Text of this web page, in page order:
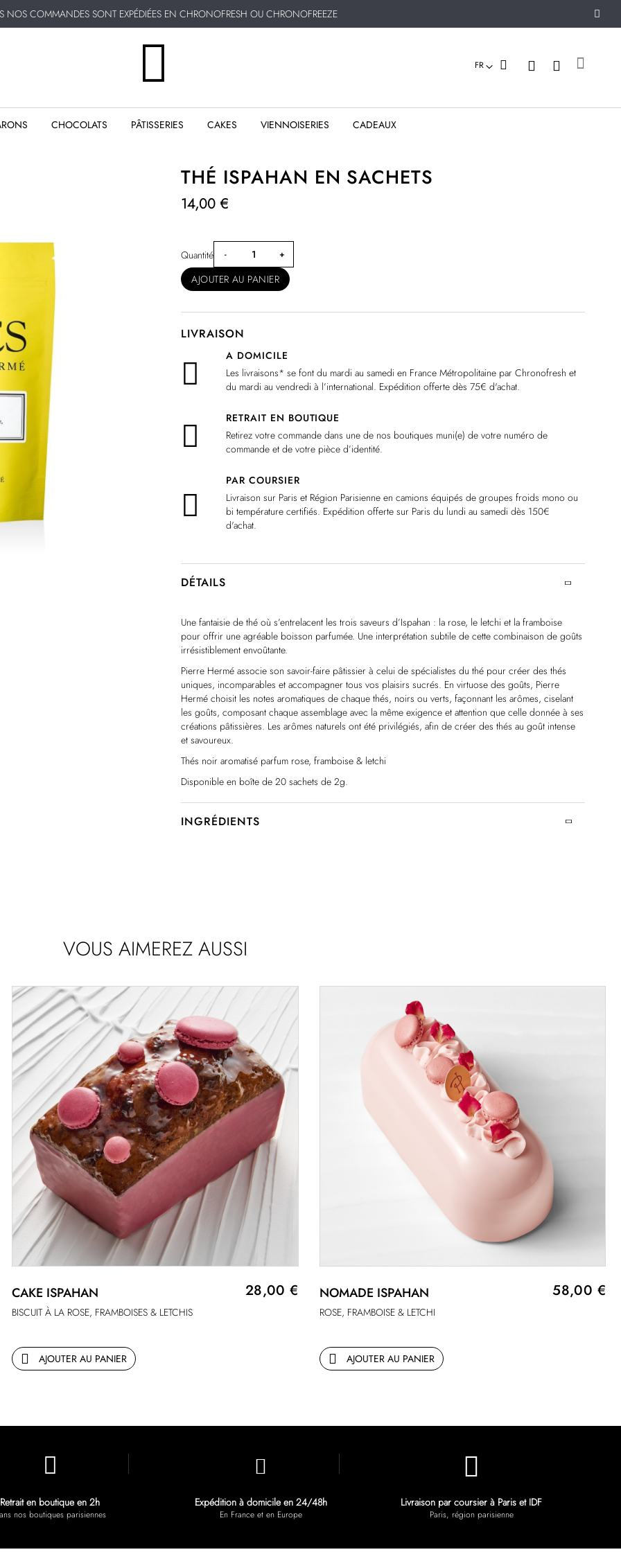
NOS COMMANDES SONT EXPÉDIÉES EN CHRONOFRESH OU CHRONOFREEZE
FR
CHOCOLATS PÂTISSERIES CAKES VIENNOISERIES CADEAUX
THÉ ISPAHAN EN SACHETS
14,00 €
Quantité
AJOUTER AU PANIER
LIVRAISON
A DOMICILE
Les livraisons* se font du mardi au samedi en France Métropolitaine par Chronofresh et
du mardi au vendredi à l’international. Expédition offerte dès 75€ d'achat.
RETRAIT EN BOUTIQUE
Retirez votre commande dans une de nos boutiques muni(e) de votre numéro de
commande et de votre pièce d’identité.
PAR COURSIER
Livraison sur Paris et Région Parisienne en camions équipés de groupes froids mono ou
bi température certifiés. Expédition offerte sur Paris du lundi au samedi dès 150€
d'achat.
DÉTAILS
Une fantaisie de thé où s’entrelacent les trois saveurs d’Ispahan : la rose, le letchi et la framboise
pour offrir une agréable boisson parfumée. Une interprétation subtile de cette combinaison de goûts
irrésistiblement envoûtante.
Pierre Hermé associe son savoir-faire pâtissier à celui de spécialistes du thé pour créer des thés
uniques, incomparables et accompagner tous vos plaisirs sucrés. En virtuose des goûts, Pierre
Hermé choisit les notes aromatiques de chaque thés, noirs ou verts, façonnant les arômes, ciselant
les goûts, composant chaque assemblage avec la même exigence et attention que celle donnée à ses
créations pâtissières. Les arômes naturels ont été privilégiés, afin de créer des thés au goût intense
et savoureux.
Thés noir aromatisé parfum rose, framboise & letchi
Disponible en boîte de 20 sachets de 2g.
INGRÉDIENTS
VOUS AIMEREZ AUSSI
CAKE ISPAHAN 28,00 €
BISCUIT À LA ROSE, FRAMBOISES & LETCHIS
AJOUTER AU PANIER
NOMADE ISPAHAN 58,00 €
ROSE, FRAMBOISE & LETCHI
AJOUTER AU PANIER
Retrait en boutique en 2h
nos boutiques parisiennes
Expédition à domicile en 24/48h
En France et en Europe
Livraison par coursier à Paris et IDF
Paris, région parisienne